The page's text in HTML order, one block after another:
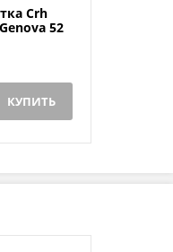
Crh
52
КУПИТЬ